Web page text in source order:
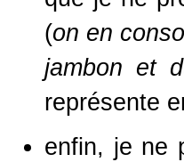
(on en
jambon et
représente
enfin, je ne